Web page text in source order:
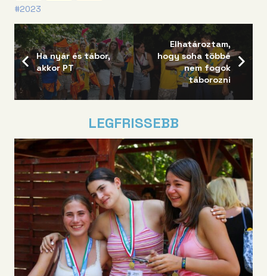
#2023
Ha nyár és tábor,
akkor PT
Elhatároztam,
hogy soha többé
nem fogok
táborozni
LEGFRISSEBB